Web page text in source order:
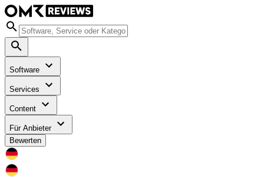
Software
Services
Content
Für Anbieter
Bewerten